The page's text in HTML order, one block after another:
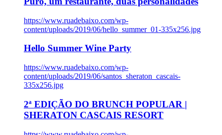
https://www.ruadebaixo.com/wp-
content/uploads/2019/06/hello_summer_01-335x256.jpg
Hello Summer Wine Party
https://www.ruadebaixo.com/wp-
content/uploads/2019/06/santos_sheraton_cascais-
335x256.jpg
2ª EDIÇÃO DO BRUNCH POPULAR |
SHERATON CASCAIS RESORT